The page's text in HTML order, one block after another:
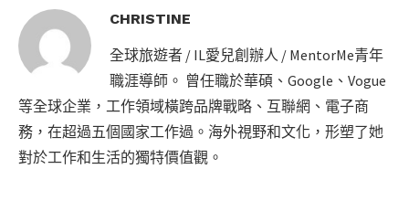
CHRISTINE
全球旅遊者 / IL愛兒創辦人 / MentorMe青年
職涯導師。 曾任職於華碩、Google、Vogue
等全球企業，工作領域橫跨品牌戰略、互聯網、電子商
務，在超過五個國家工作過。海外視野和文化，形塑了她
對於工作和生活的獨特價值觀。